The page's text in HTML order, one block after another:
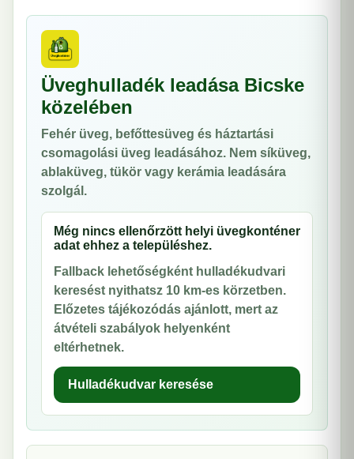
Üveghulladék leadása Bicske
közelében
Fehér üveg, befőttesüveg és háztartási
csomagolási üveg leadásához. Nem síküveg,
ablaküveg, tükör vagy kerámia leadására
szolgál.
Még nincs ellenőrzött helyi üvegkonténer
adat ehhez a településhez.
Fallback lehetőségként hulladékudvari
keresést nyithatsz 10 km-es körzetben.
Előzetes tájékozódás ajánlott, mert az
átvételi szabályok helyenként
eltérhetnek.
Hulladékudvar keresése